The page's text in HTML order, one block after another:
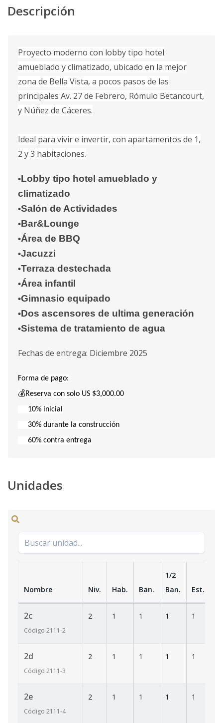
Descripción
Proyecto moderno con lobby tipo hotel
amueblado y climatizado, ubicado en la mejor
zona de Bella Vista, a pocos pasos de las
principales Av. 27 de Febrero, Rómulo Betancourt,
y Núñez de Cáceres.
Ideal para vivir e invertir, con apartamentos de 1,
2 y 3 habitaciones.
•Lobby tipo hotel amueblado y
climatizado
•Salón de Actividades
•Bar&Lounge
•Área de BBQ
•Jacuzzi
•Terraza destechada
•Área infantil
•Gimnasio equipado
•Dos ascensores de ultima generación
•Sistema de tratamiento de agua
Fechas de entrega: Diciembre 2025
Forma de pago:
💰Reserva con solo US $3,000.00
10% inicial
30% durante la construcción
60% contra entrega
Unidades
Nombre Niv. Hab. Ban.
1/2
Ban.
Est.
2c
Código 2111-2
2 1 1 1 1
2d
Código 2111-3
2 1 1 1 1
2e
Código 2111-4
2 1 1 1 1